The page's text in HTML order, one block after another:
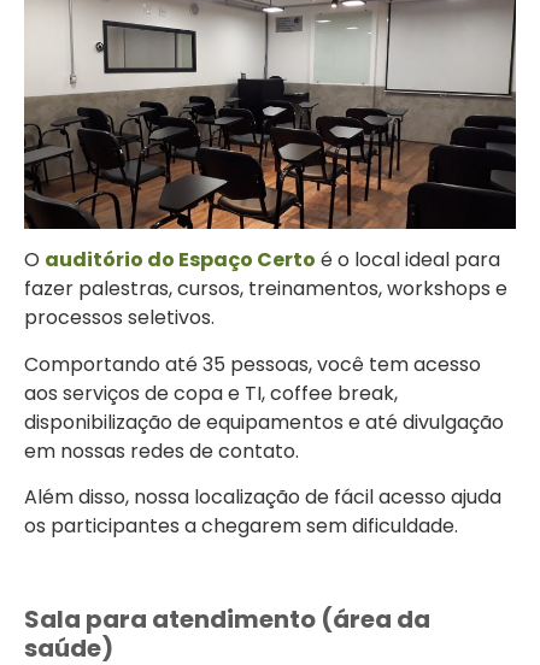
O auditório do Espaço Certo é o local ideal para
fazer palestras, cursos, treinamentos, workshops e
processos seletivos.
Comportando até 35 pessoas, você tem acesso
aos serviços de copa e TI, coffee break,
disponibilização de equipamentos e até divulgação
em nossas redes de contato.
Além disso, nossa localização de fácil acesso ajuda
os participantes a chegarem sem dificuldade.
Sala para atendimento (área da
saúde)